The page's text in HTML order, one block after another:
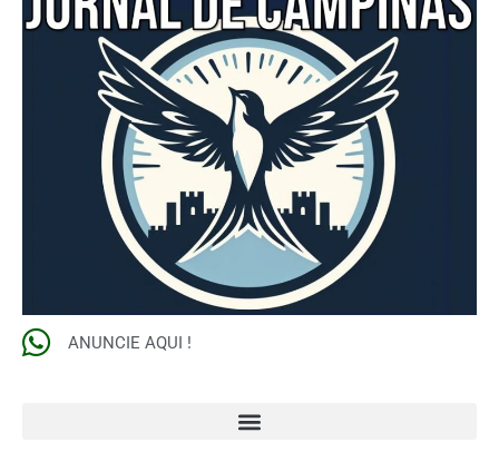
ANUNCIE AQUI !